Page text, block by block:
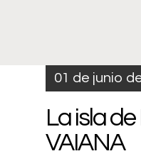
01 de junio
La isla
VAIANA